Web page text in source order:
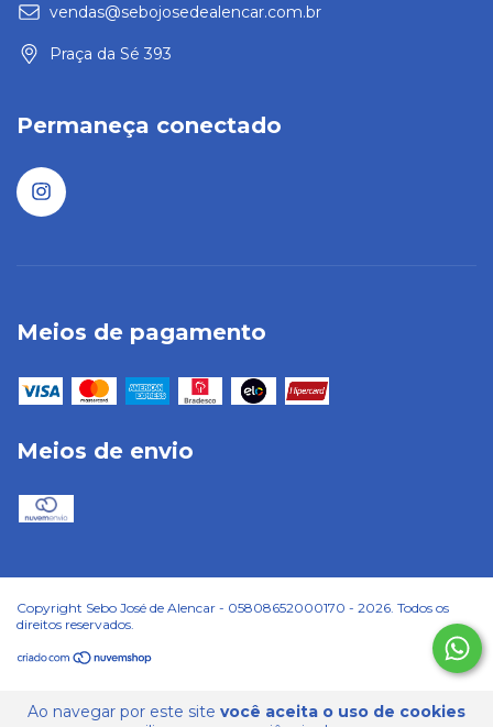
Ao navegar por este site você aceita o uso de cookies
vendas@sebojosedealencar.com.br
Praça da Sé 393
Permaneça conectado
Meios de pagamento
Meios de envio
Copyright Sebo José de Alencar - 05808652000170 - 2026. Todos os
direitos reservados.